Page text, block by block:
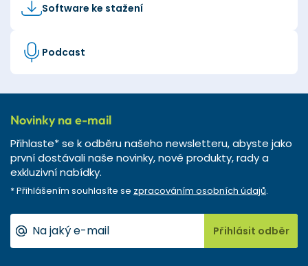
Software ke stažení
Podcast
Novinky na e-mail
Přihlaste* se k odběru našeho newsletteru, abyste jako
první dostávali naše novinky, nové produkty, rady a
exkluzivní nabídky.
* Přihlášením souhlasíte se zpracováním osobních údajů.
Přihlásit odběr